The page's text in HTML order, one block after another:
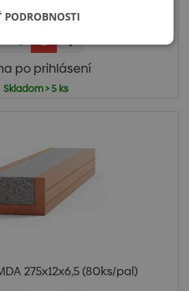
175x12x6,5 (80ks/pal)
po prihlásení
Skladom > 5 ks
275x12x6,5 (80ks/pal)
PODROBNOSTI